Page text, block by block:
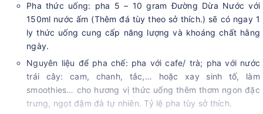
Pha thức uống: pha 5 – 10 gram Đường Dừa Nước với
150ml nước ấm (Thêm đá tùy theo sở thích.) sẽ có ngay 1
ly thức uống cung cấp năng lượng và khoáng chất hằng
ngày.
Nguyên liệu để pha chế: pha với cafe/ trà; pha với nước
trái cây: cam, chanh, tắc,… hoặc xay sinh tố, làm
smoothies… cho hương vị thức uống thêm thơm ngon đặc
trưng, ngọt đậm đà tự nhiên. Tỷ lệ pha tùy sở thích.